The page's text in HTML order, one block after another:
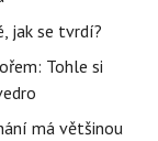
jak se tvrdí?
Tohle si
má většinou